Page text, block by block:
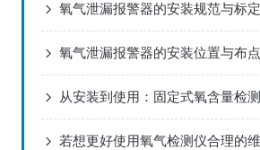
氧气泄漏报警器的安装规范与标
氧气泄漏报警器的安装位置与布
从安装到使用：固定式氧含量检
若想更好使用氧气检测仪合理的